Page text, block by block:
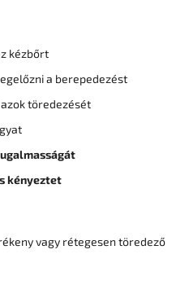
kézbőrt
a berepedezést
töredezését
kényeztet
vagy rétegesen töredező